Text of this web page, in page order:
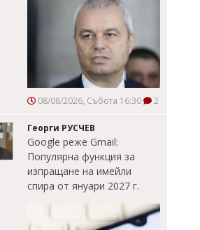
08/08/2026, Събота 16:30 2
Георги РУСЧЕВ
Google реже Gmail:
Популярна функция за
изпращане на имейли
спира от януари 2027 г.